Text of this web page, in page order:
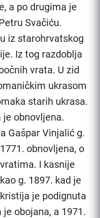
a po drugima je
Svačiću.
iz starohrvatskog
Iz tog razdoblja
vrata. U zid
ukrasom
starih ukrasa.
je obnovljena.
Gašpar Vinjalić g.
obnovljena, o
I kasnije
g. 1897. kad je
je podignuta
je obojana, a 1971.